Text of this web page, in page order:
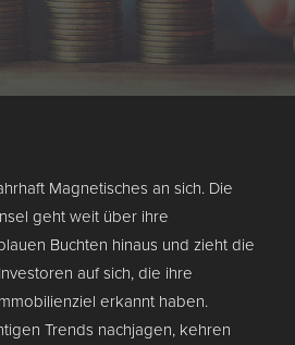
Magnetisches an sich. Die
geht weit über ihre
Buchten hinaus und zieht die
auf sich, die ihre
erkannt haben.
Trends nachjagen, kehren